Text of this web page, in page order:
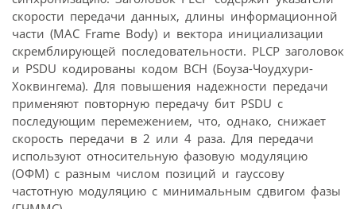
скорости передачи данных, длины информационной
части (МАС Frame Body) и вектора инициализации
скремблирующей последовательности. PLCP заголовок
и PSDU кодированы кодом ВСН (Боуза-Чоудхури-
Хоквингема). Для повышения надежности передачи
применяют повторную передачу бит PSDU с
последующим перемежением, что, однако, снижает
скорость передачи в 2 или 4 раза. Для передачи
используют относительную фазовую модуляцию
(ОФМ) с разным числом позиций и гауссову
частотную модуляцию с минимальным сдвигом фазы